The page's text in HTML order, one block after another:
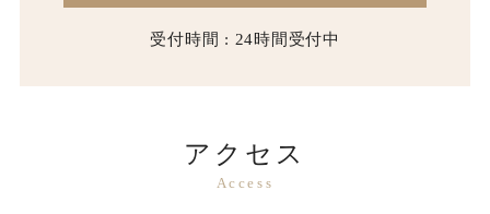
受付時間 : 24時間受付中
アクセス
Access